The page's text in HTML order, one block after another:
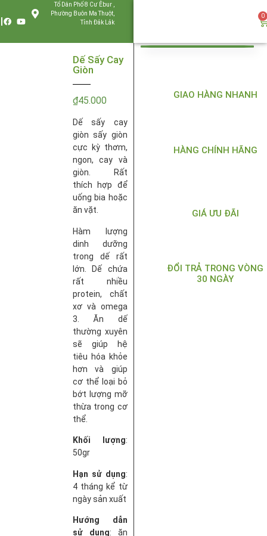
Tổ Dân Phố 8 Cư Êbur ,
Phường Buôn Ma Thuột,
Tỉnh Đắk Lắk
0
Dế Sấy Cay
Giòn
₫45.000
Dế sấy cay
giòn sấy giòn
cực kỳ thơm,
ngon, cay và
giòn. Rất
thích hợp để
uống bia hoặc
ăn vặt.
Hàm lượng
dinh dưỡng
trong dế rất
lớn. Dế chứa
rất nhiều
protein, chất
xơ và omega
3. Ăn dế
thường xuyên
sẽ giúp hệ
tiêu hóa khỏe
hơn và giúp
cơ thể loại bỏ
bớt lượng mỡ
thừa trong cơ
thể.
Khối lượng:
50gr
Hạn sử dụng:
4 tháng kể từ
ngày sản xuất
Hướng dẫn
sử dụng: ăn
GIAO HÀNG NHANH
HÀNG CHÍNH HÃNG
GIÁ ƯU ĐÃI
ĐỔI TRẢ TRONG VÒNG
30 NGÀY